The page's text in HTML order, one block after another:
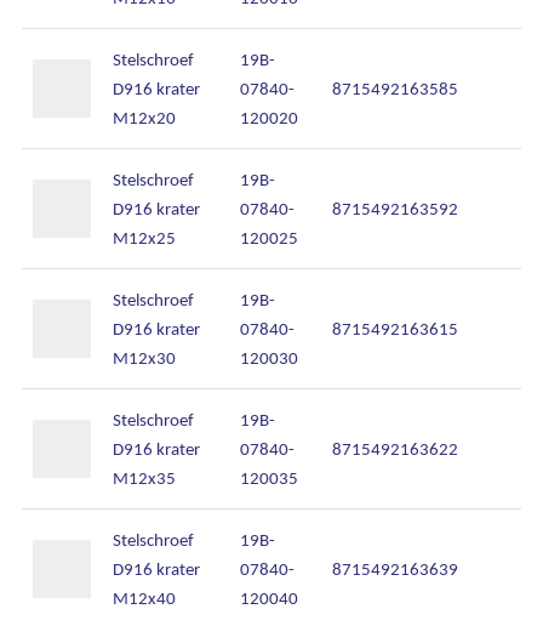
Stelschroef
D916 krater
M12x20
19B-
07840-
120020
8715492163585
Stelschroef
D916 krater
M12x25
19B-
07840-
120025
8715492163592
Stelschroef
D916 krater
M12x30
19B-
07840-
120030
8715492163615
Stelschroef
D916 krater
M12x35
19B-
07840-
120035
8715492163622
Stelschroef
D916 krater
M12x40
19B-
07840-
120040
8715492163639